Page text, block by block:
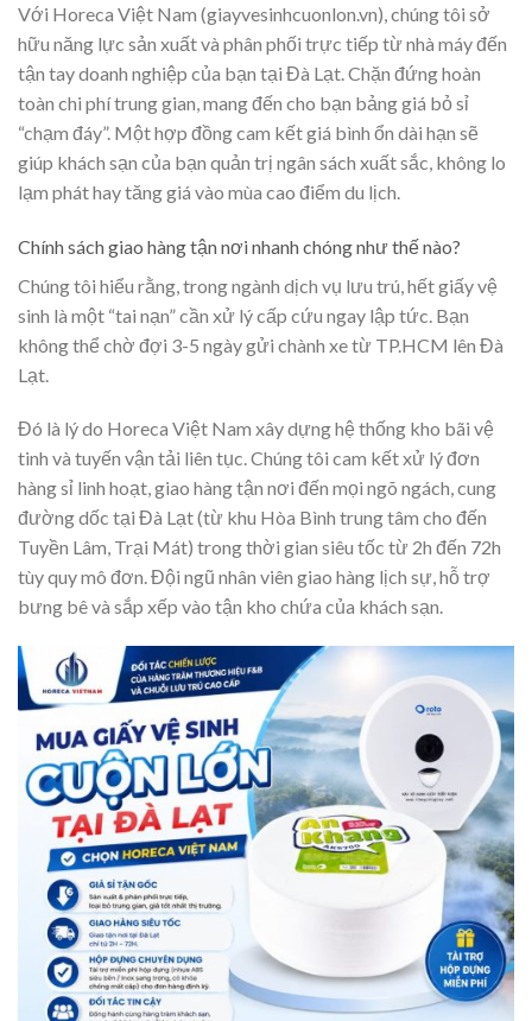
Với Horeca Việt Nam (giayvesinhcuonlon.vn), chúng tôi sở
hữu năng lực sản xuất và phân phối trực tiếp từ nhà máy đến
tận tay doanh nghiệp của bạn tại Đà Lạt. Chặn đứng hoàn
toàn chi phí trung gian, mang đến cho bạn bảng giá bỏ sỉ
“chạm đáy”. Một hợp đồng cam kết giá bình ổn dài hạn sẽ
giúp khách sạn của bạn quản trị ngân sách xuất sắc, không lo
lạm phát hay tăng giá vào mùa cao điểm du lịch.
Chính sách giao hàng tận nơi nhanh chóng như thế nào?
Chúng tôi hiểu rằng, trong ngành dịch vụ lưu trú, hết giấy vệ
sinh là một “tai nạn” cần xử lý cấp cứu ngay lập tức. Bạn
không thể chờ đợi 3-5 ngày gửi chành xe từ TP.HCM lên Đà
Lạt.
Đó là lý do Horeca Việt Nam xây dựng hệ thống kho bãi vệ
tinh và tuyến vận tải liên tục. Chúng tôi cam kết xử lý đơn
hàng sỉ linh hoạt, giao hàng tận nơi đến mọi ngõ ngách, cung
đường dốc tại Đà Lạt (từ khu Hòa Bình trung tâm cho đến
Tuyền Lâm, Trại Mát) trong thời gian siêu tốc từ 2h đến 72h
tùy quy mô đơn. Đội ngũ nhân viên giao hàng lịch sự, hỗ trợ
bưng bê và sắp xếp vào tận kho chứa của khách sạn.